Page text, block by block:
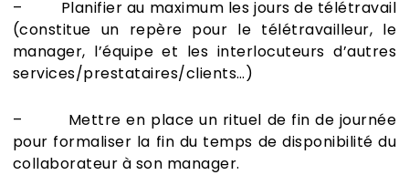
– Planifier au maximum les jours de télétravail
(constitue un repère pour le télétravailleur, le
manager, l’équipe et les interlocuteurs d’autres
services/prestataires/clients…)
– Mettre en place un rituel de fin de journée
pour formaliser la fin du temps de disponibilité du
collaborateur à son manager.